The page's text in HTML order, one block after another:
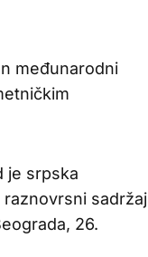
međunarodni
je srpska
sadržaj
26.